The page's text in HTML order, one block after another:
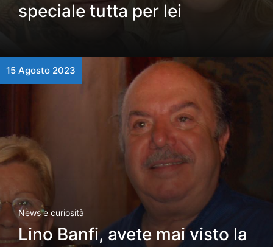
speciale tutta per lei
15 Agosto 2023
News e curiosità
Lino Banfi, avete mai visto la